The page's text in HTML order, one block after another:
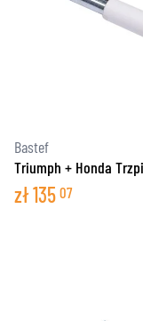
Bastef
Triumph + Honda
zł135 07